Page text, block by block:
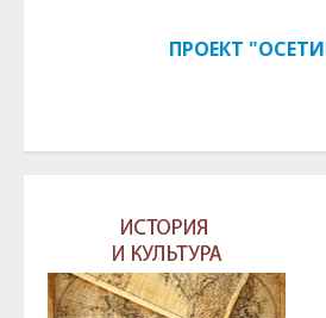
ПРОЕКТ